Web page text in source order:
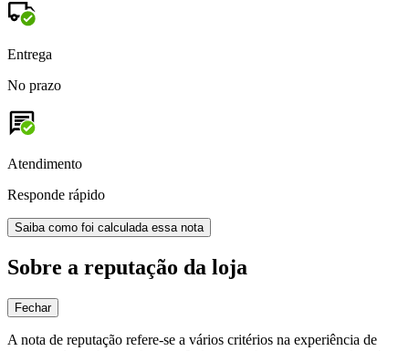
Entrega
No prazo
Atendimento
Responde rápido
Saiba como foi calculada essa nota
Sobre a reputação da loja
Fechar
A nota de reputação refere-se a vários critérios na experiência de